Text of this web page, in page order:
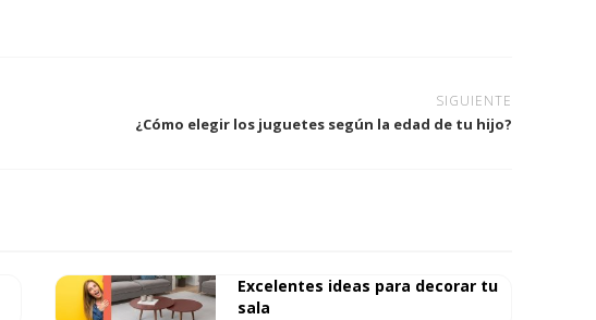
SIGUIENTE
¿Cómo elegir los juguetes según la edad de tu hijo?
Excelentes ideas para decorar tu
sala